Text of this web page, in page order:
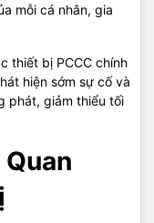
mỗi cá nhân, gia
thiết bị PCCC chính
hiện sớm sự cố và
phát, giảm thiểu tối